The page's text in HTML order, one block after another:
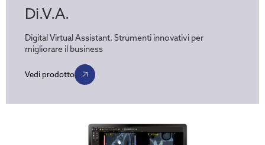
Di.V.A.
Digital Virtual Assistant. Strumenti innovativi per
migliorare il business
Vedi prodotto